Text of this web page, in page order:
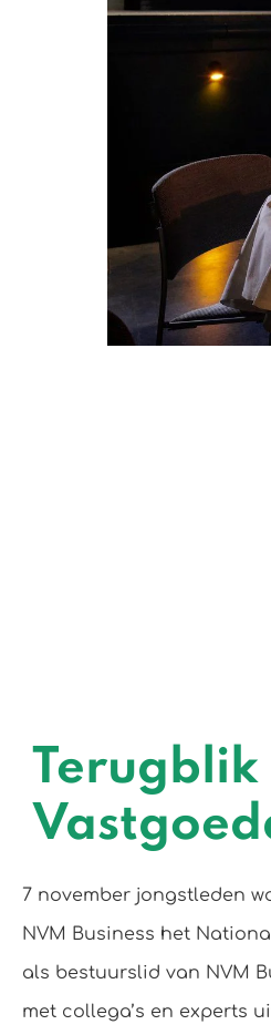
7 november jongstleden
NVM Business het
als bestuurslid van NVM
met collega’s en experts